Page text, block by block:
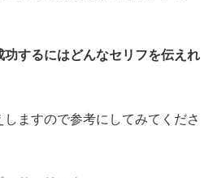
するにはどんなセリフを伝えれ
ますので参考にしてみてくださ